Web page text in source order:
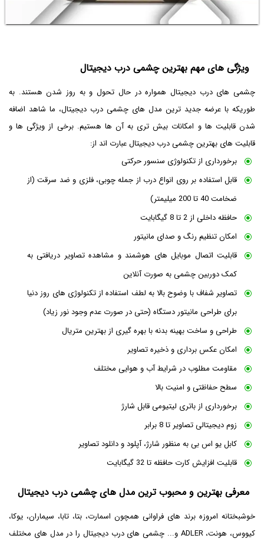
ویژگی های مهم بهترین چشمی درب دیجیتال
چشمی های درب دیجیتال همواره در حال تحول و به روز شدن هستند. به
طوریکه با عرضه جدید ترین مدل های چشمی درب دیجیتال، ما شاهد اضافه
شدن قابلیت ها و امکانات بیش تری به آن ها هستیم. برخی از ویژگی ها و
قابلیت های بهترین چشمی درب دیجیتال عبارت اند از:
برخورداری از تکنولوژی سنسور حرکتی
قابل استفاده بر روی انواع درب از جمله چوبی، فلزی و ضد سرقت (از
ضخامت 40 تا 200 میلیمتر)
حافظه داخلی از 2 تا 8 گیگابایت
امکان تنظیم رنگ و صدای مانیتور
قابلیت اتصال موبایل های هوشمند و مشاهده تصاویر دریافتی به
کمک دوربین چشمی به صورت آنلاین
تصاویر شفاف با وضوح بالا به لطف استفاده از تکنولوژی های روز دنیا
برای طراحی مانیتور دستگاه (حتی در صورت عدم وجود نور زیاد)
طراحی و ساخت بهینه بدنه با بهره گیری از بهترین متریال
امکان عکس برداری و ذخیره تصاویر
مقاومت مطلوب در شرایط آب و هوایی مختلف
سطح حفاظتی و امنیت بالا
برخورداری از باتری لیتیومی قابل شارژ
زوم دیجیتالی تصاویر تا 8 برابر
کابل یو اس بی به منظور شارژ، آپلود و دانلود تصاویر
قابلیت افزایش کارت حافظه تا 32 گیگابایت
معرفی بهترین و محبوب ترین مدل های چشمی درب دیجیتال
خوشبختانه امروزه برند های فراوانی همچون اسمارت، بتا، تابا، سیماران، یوکا،
کیووس، هونت، ADLER و... چشمی های درب دیجیتال را در مدل های مختلف